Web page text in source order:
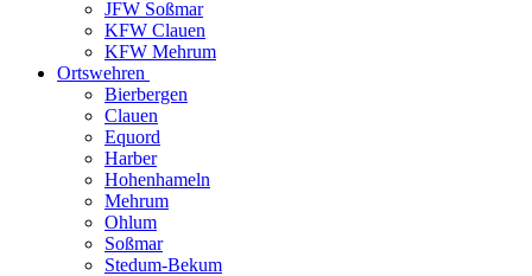
JFW Soßmar
KFW Clauen
KFW Mehrum
Ortswehren
Bierbergen
Clauen
Equord
Harber
Hohenhameln
Mehrum
Ohlum
Soßmar
Stedum-Bekum